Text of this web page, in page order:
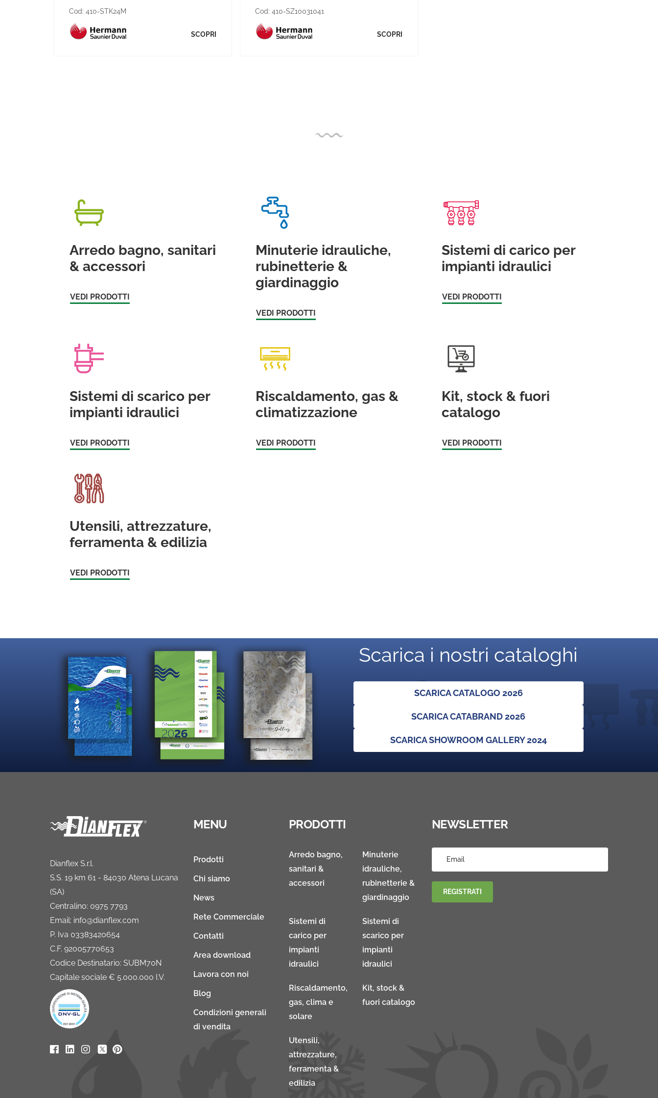
Cod:410-STK24M
SCOPRI
Cod:410-SZ10031041
SCOPRI
Arredo bagno, sanitari
& accessori
VEDI PRODOTTI
Minuterie idrauliche,
rubinetterie &
giardinaggio
VEDI PRODOTTI
Sistemi di carico per
impianti idraulici
VEDI PRODOTTI
Sistemi di scarico per
impianti idraulici
VEDI PRODOTTI
Riscaldamento, gas &
climatizzazione
VEDI PRODOTTI
Kit, stock & fuori
catalogo
VEDI PRODOTTI
Utensili, attrezzature,
ferramenta & edilizia
VEDI PRODOTTI
Scarica i nostri cataloghi
SCARICA CATALOGO 2026
SCARICA CATABRAND 2026
SCARICA SHOWROOM GALLERY 2024
Dianflex S.r.l.
S.S. 19 km 61 - 84030 Atena Lucana
(SA)
Centralino: 0975 7793
Email: info@dianflex.com
P. Iva 03383420654
C.F. 92005770653
Codice Destinatario: SUBM70N
Capitale sociale € 5.000.000 I.V.
MENU
Prodotti
Chi siamo
News
Rete Commerciale
Contatti
Area download
Lavora con noi
Blog
Condizioni generali
di vendita
PRODOTTI
Arredo bagno,
sanitari &
accessori
Minuterie
idrauliche,
rubinetterie &
giardinaggio
Sistemi di
carico per
impianti
idraulici
Sistemi di
scarico per
impianti
idraulici
Riscaldamento,
gas, clima e
solare
Kit, stock &
fuori catalogo
Utensili,
attrezzature,
ferramenta &
edilizia
NEWSLETTER
REGISTRATI